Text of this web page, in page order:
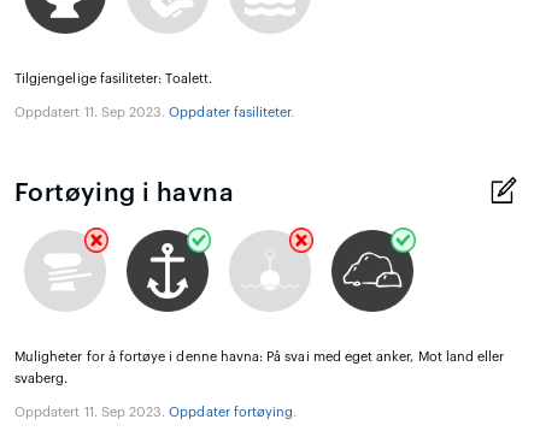
Tilgjengelige fasiliteter: Toalett.
Oppdatert 11. Sep 2023.Oppdater fasiliteter.
Fortøying i havna
Muligheter for å fortøye i denne havna: På svai med eget anker, Mot land eller
svaberg.
Oppdatert 11. Sep 2023.Oppdater fortøying.